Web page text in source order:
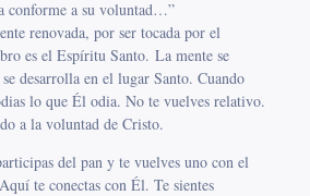
conforme a su voluntad…”
renovada, por ser tocada por el
es el Espíritu Santo. La mente se
desarrolla en el lugar Santo. Cuando
lo que Él odia. No te vuelves relativo.
a la voluntad de Cristo.
del pan y te vuelves uno con el
te conectas con Él. Te sientes